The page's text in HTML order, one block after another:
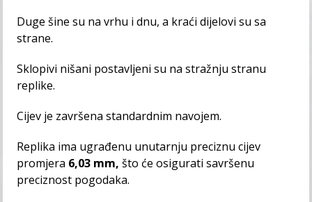
Duge šine su na vrhu i dnu, a kraći dijelovi su sa
strane.
Sklopivi nišani postavljeni su na stražnju stranu
replike.
Cijev je završena standardnim navojem.
Replika ima ugrađenu unutarnju preciznu cijev
promjera 6,03 mm, što će osigurati savršenu
preciznost pogodaka.